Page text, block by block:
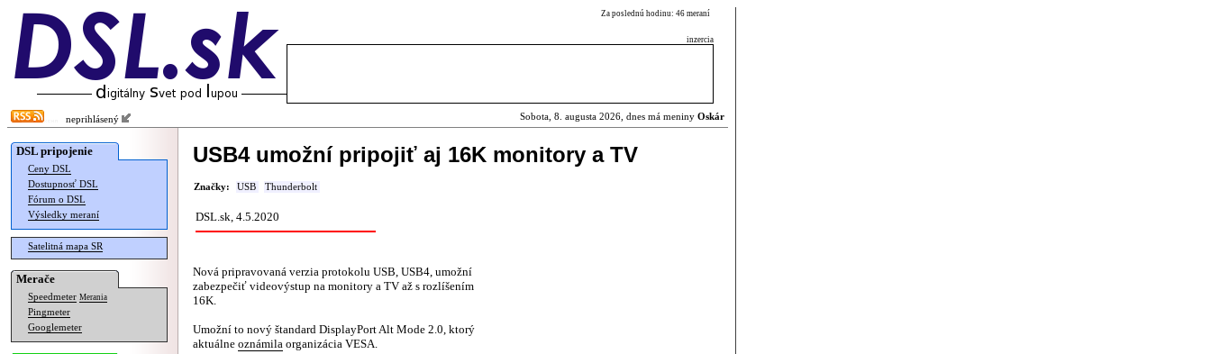
Za poslednú hodinu: 46 meraní
inzercia
neprihlásený Sobota, 8. augusta 2026, dnes má meniny Oskár
DSL pripojenie
Ceny DSL
Dostupnosť DSL
Fórum o DSL
Výsledky meraní
Satelitná mapa SR
Merače
Speedmeter Merania
Pingmeter
Googlemeter
USB4 umožní pripojiť aj 16K monitory a TV
Značky: USB Thunderbolt
DSL.sk, 4.5.2020
Nová pripravovaná verzia protokolu USB, USB4, umožní
zabezpečiť videovýstup na monitory a TV až s rozlíšením
16K.
Umožní to nový štandard DisplayPort Alt Mode 2.0, ktorý
aktuálne oznámila organizácia VESA.